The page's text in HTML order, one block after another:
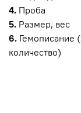
4. Проба
5. Размер, вес
6. Гемописание
количество)